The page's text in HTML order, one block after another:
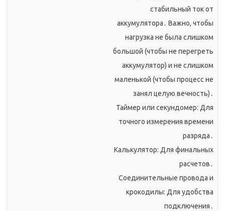
стабильный ток от
аккумулятора․ Важно, чтобы
нагрузка не была слишком
большой (чтобы не перегреть
аккумулятор) и не слишком
маленькой (чтобы процесс не
занял целую вечность)․
Таймер или секундомер: Для
точного измерения времени
разряда․
Калькулятор: Для финальных
расчетов․
Соединительные провода и
крокодилы: Для удобства
подключения․